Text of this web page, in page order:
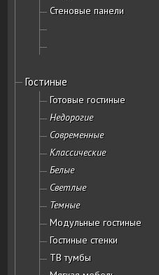
Стеновые панели
Гостиные
Готовые гостиные
Недорогие
Современные
Классические
Белые
Светлые
Темные
Модульные гостиные
Гостиные стенки
ТВ тумбы